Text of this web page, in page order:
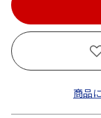
商品